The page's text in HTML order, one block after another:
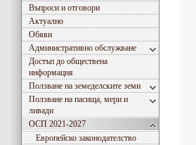
Въпроси и отговори
Актуално
Обяви
Административно обслужване
Достъп до обществена
информация
Ползване на земеделските земи
Ползване на пасища, мери и
ливади
ОСП 2021-2027
Европейско законодателство